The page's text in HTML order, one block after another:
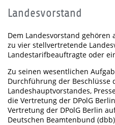
Landesvorstand
Dem Landesvorstand gehören
zu vier stellvertretende
Landestarifbeauftragte oder
Zu seinen wesentlichen
Durchführung der Beschlüsse
Landeshauptvorstandes,
die Vertretung der DPolG
Vertretung der DPolG Berlin
Deutschen Beamtenbund